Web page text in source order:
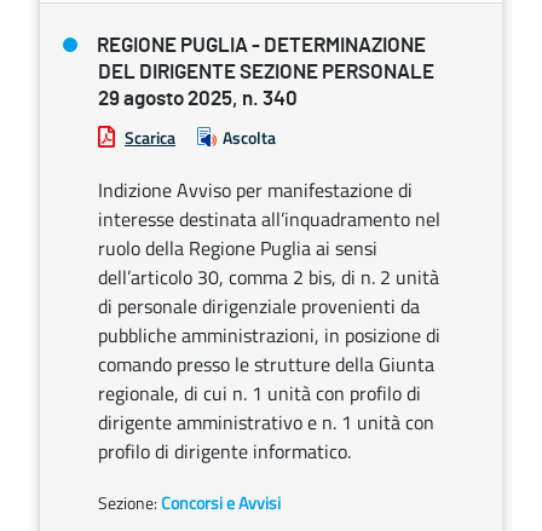
REGIONE PUGLIA - DETERMINAZIONE
DEL DIRIGENTE SEZIONE PERSONALE
29 agosto 2025, n. 340
Scarica Ascolta
Indizione Avviso per manifestazione di
interesse destinata all’inquadramento nel
ruolo della Regione Puglia ai sensi
dell’articolo 30, comma 2 bis, di n. 2 unità
di personale dirigenziale provenienti da
pubbliche amministrazioni, in posizione di
comando presso le strutture della Giunta
regionale, di cui n. 1 unità con profilo di
dirigente amministrativo e n. 1 unità con
profilo di dirigente informatico.
Sezione:Concorsi e Avvisi